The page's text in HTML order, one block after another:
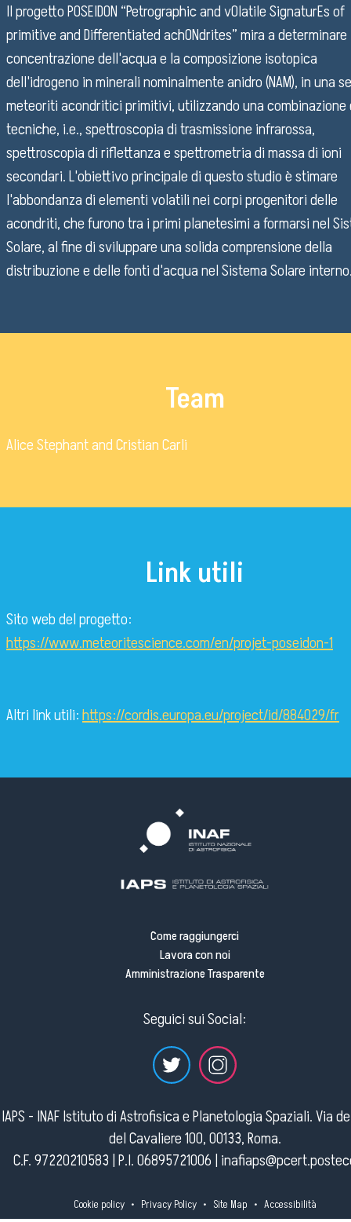
Il progetto POSEIDON “Petrographic and vOlatile SignaturEs of
primitive and Differentiated achONdrites” mira a determinare
concentrazione dell'acqua e la composizione isotopica
dell'idrogeno in minerali nominalmente anidro (NAM), in una
meteoriti acondritici primitivi, utilizzando una combinazione
tecniche, i.e., spettroscopia di trasmissione infrarossa,
spettroscopia di riflettanza e spettrometria di massa di ioni
secondari. L'obiettivo principale di questo studio è stimare
l'abbondanza di elementi volatili nei corpi progenitori delle
acondriti, che furono tra i primi planetesimi a formarsi nel
Solare, al fine di sviluppare una solida comprensione della
distribuzione e delle fonti d'acqua nel Sistema Solare
Team
Alice Stephant and Cristian Carli
Link utili
Sito web del progetto:
https://www.meteoritescience.com/en/projet-poseidon-1
Altri link utili:https://cordis.europa.eu/project/id/884029/fr
Come raggiungerci
Lavora con noi
Amministrazione Trasparente
Seguici sui Social:
IAPS - INAF Istituto di Astrofisica e Planetologia Spaziali. Via
del Cavaliere 100, 00133, Roma.
C.F. 97220210583 | P.I. 06895721006 |
Cookie policy • Privacy Policy • Site Map • Accessibilità
Come raggiungerci
Lavora con noi
Amministrazione Trasparente
Organigramma
Bandi di gara
Ordini e Determine
Progetti di investimento pubblico
Automatizzazione delle procedure
Consulenti e collaboratori